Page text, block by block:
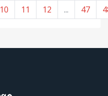
10 11 12 ... 47